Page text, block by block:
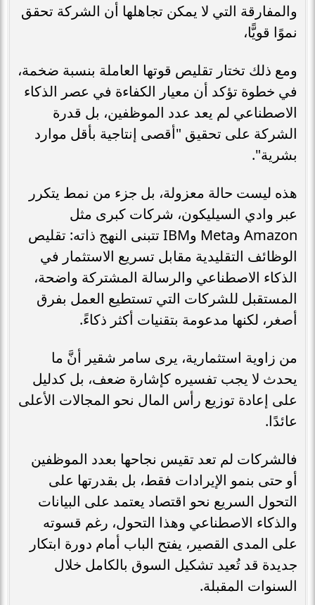
والمفارقة التي لا يمكن تجاهلها أن الشركة تحقق
نموًا قويًّا،
ومع ذلك تختار تقليص قوتها العاملة بنسبة ضخمة،
في خطوة تؤكد أن معيار الكفاءة في عصر الذكاء
الاصطناعي لم يعد عدد الموظفين، بل قدرة
الشركة على تحقيق "أقصى إنتاجية بأقل موارد
بشرية".
هذه ليست حالة معزولة، بل جزء من نمط يتكرر
عبر وادي السيليكون، شركات كبرى مثل
Amazon وMeta وIBM تتبنى النهج ذاته: تقليص
الوظائف التقليدية مقابل تسريع الاستثمار في
الذكاء الاصطناعي والرسالة المشتركة واضحة،
المستقبل للشركات التي تستطيع العمل بفرق
أصغر، لكنها مدعومة بتقنيات أكثر ذكاءً.
من زاوية استثمارية، يرى سامر شقير أنَّ ما
يحدث لا يجب تفسيره كإشارة ضعف، بل كدليل
على إعادة توزيع رأس المال نحو المجالات الأعلى
عائدًا.
فالشركات لم تعد تقيس نجاحها بعدد الموظفين
أو حتى بنمو الإيرادات فقط، بل بقدرتها على
التحول السريع نحو اقتصاد يعتمد على البيانات
والذكاء الاصطناعي وهذا التحول، رغم قسوته
على المدى القصير، يفتح الباب أمام دورة ابتكار
جديدة قد تُعيد تشكيل السوق بالكامل خلال
السنوات المقبلة.